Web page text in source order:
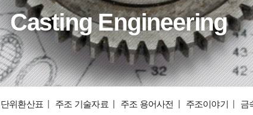
Casting Engineering
단위환산표 주조 기술자료 주조 용어사전 주조이야기 금